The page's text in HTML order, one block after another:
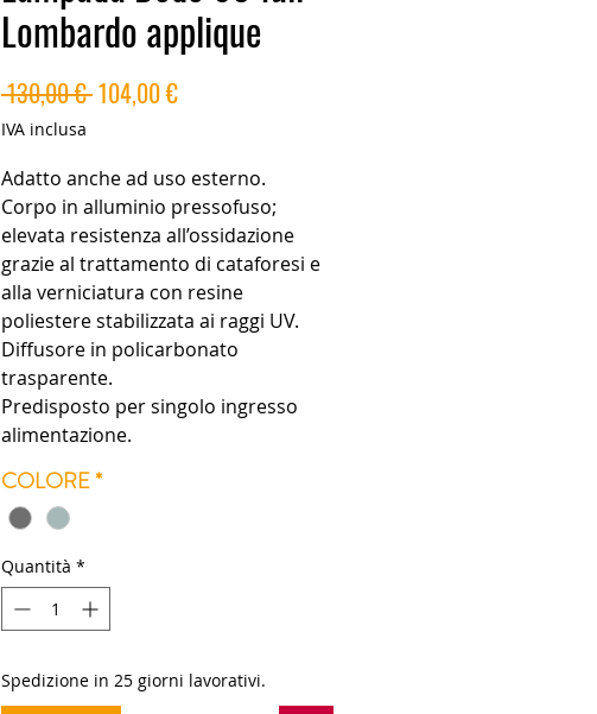
Lombardo applique
130,00 € Prezzo
104,00 €Prezzo
IVA inclusa
Adatto anche ad uso esterno.
Corpo in alluminio pressofuso;
elevata resistenza all’ossidazione
grazie al trattamento di cataforesi e
alla verniciatura con resine
poliestere stabilizzata ai raggi UV.
Diffusore in policarbonato
trasparente.
Predisposto per singolo ingresso
alimentazione.
regolabili tramite mascherine
sostituibili.
acciaio inox A4.
Dodo 60: LED a tensione di rete,
dimmerabile a taglio di fase.
COLORE*
Quantità *
Spedizione in 25 giorni lavorativi.